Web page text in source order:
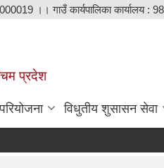
।। गाउँ कार्यपालिका
प्रदेश
विधुतीय शुसासन सेवा